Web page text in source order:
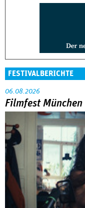
FESTIVALBERICHTE
06.08.2026
Filmfest München